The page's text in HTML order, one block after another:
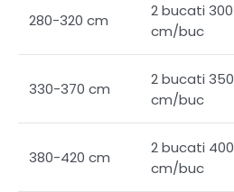
280-320 cm
2 bucati 300
cm/buc
330-370 cm
2 bucati 350
cm/buc
380-420 cm
2 bucati 400
cm/buc